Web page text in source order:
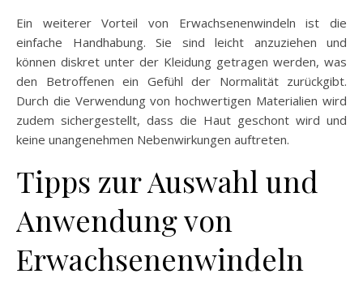
Ein weiterer Vorteil von Erwachsenenwindeln ist die
einfache Handhabung. Sie sind leicht anzuziehen und
können diskret unter der Kleidung getragen werden, was
den Betroffenen ein Gefühl der Normalität zurückgibt.
Durch die Verwendung von hochwertigen Materialien wird
zudem sichergestellt, dass die Haut geschont wird und
keine unangenehmen Nebenwirkungen auftreten.
Tipps zur Auswahl und
Anwendung von
Erwachsenenwindeln